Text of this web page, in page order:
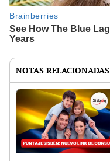
NOTAS RELACIONADAS